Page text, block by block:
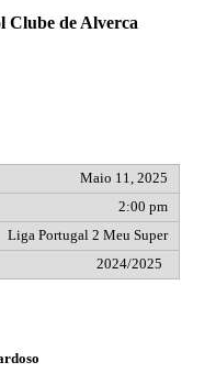
Clube de Alverca
Maio 11, 2025
2:00 pm
Liga Portugal 2 Meu Super
2024/2025